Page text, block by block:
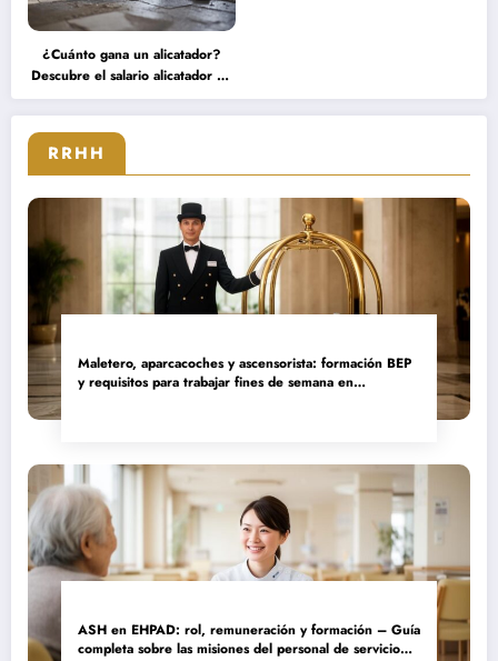
¿Cuánto gana un alicatador?
Descubre el salario alicatador de
expertos que triunfan en el
sector
RRHH
Maletero, aparcacoches y ascensorista: formación BEP
y requisitos para trabajar fines de semana en
ASH en EHPAD: rol, remuneración y formación – Guía
completa sobre las misiones del personal de servicio